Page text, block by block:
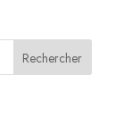
Rechercher